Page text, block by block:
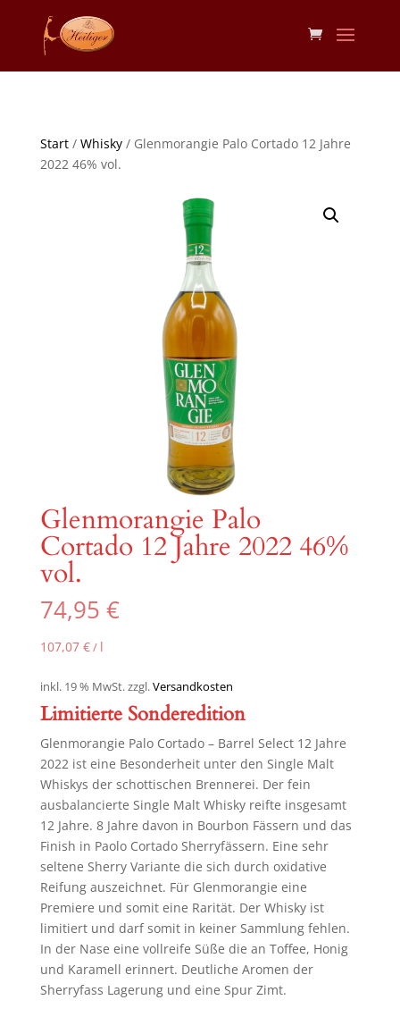
Start/ Whisky/ Glenmorangie Palo Cortado 12 Jahre
2022 46% vol.
Glenmorangie Palo
Cortado 12 Jahre 2022 46%
vol.
74,95 €
107,07 €/ l
inkl. 19 % MwSt.zzgl.Versandkosten
Limitierte Sonderedition
Glenmorangie Palo Cortado – Barrel Select 12 Jahre
2022 ist eine Besonderheit unter den Single Malt
Whiskys der schottischen Brennerei. Der fein
ausbalancierte Single Malt Whisky reifte insgesamt
12 Jahre. 8 Jahre davon in Bourbon Fässern und das
Finish in Paolo Cortado Sherryfässern. Eine sehr
seltene Sherry Variante die sich durch oxidative
Reifung auszeichnet. Für Glenmorangie eine
Premiere und somit eine Rarität. Der Whisky ist
limitiert und darf somit in keiner Sammlung fehlen.
In der Nase eine vollreife Süße die an Toffee, Honig
und Karamell erinnert. Deutliche Aromen der
Sherryfass Lagerung und eine Spur Zimt.